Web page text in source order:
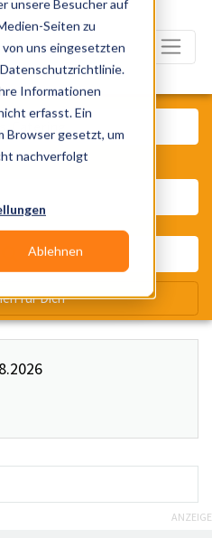
unsere Besucher auf
Seiten zu
uns eingesetzten
Informationen
erfasst. Ein
Browser gesetzt, um
nachverfolgt
Ablehnen
Was? Künstler, Zelte, Bands,
für Dich
ANZEIGE